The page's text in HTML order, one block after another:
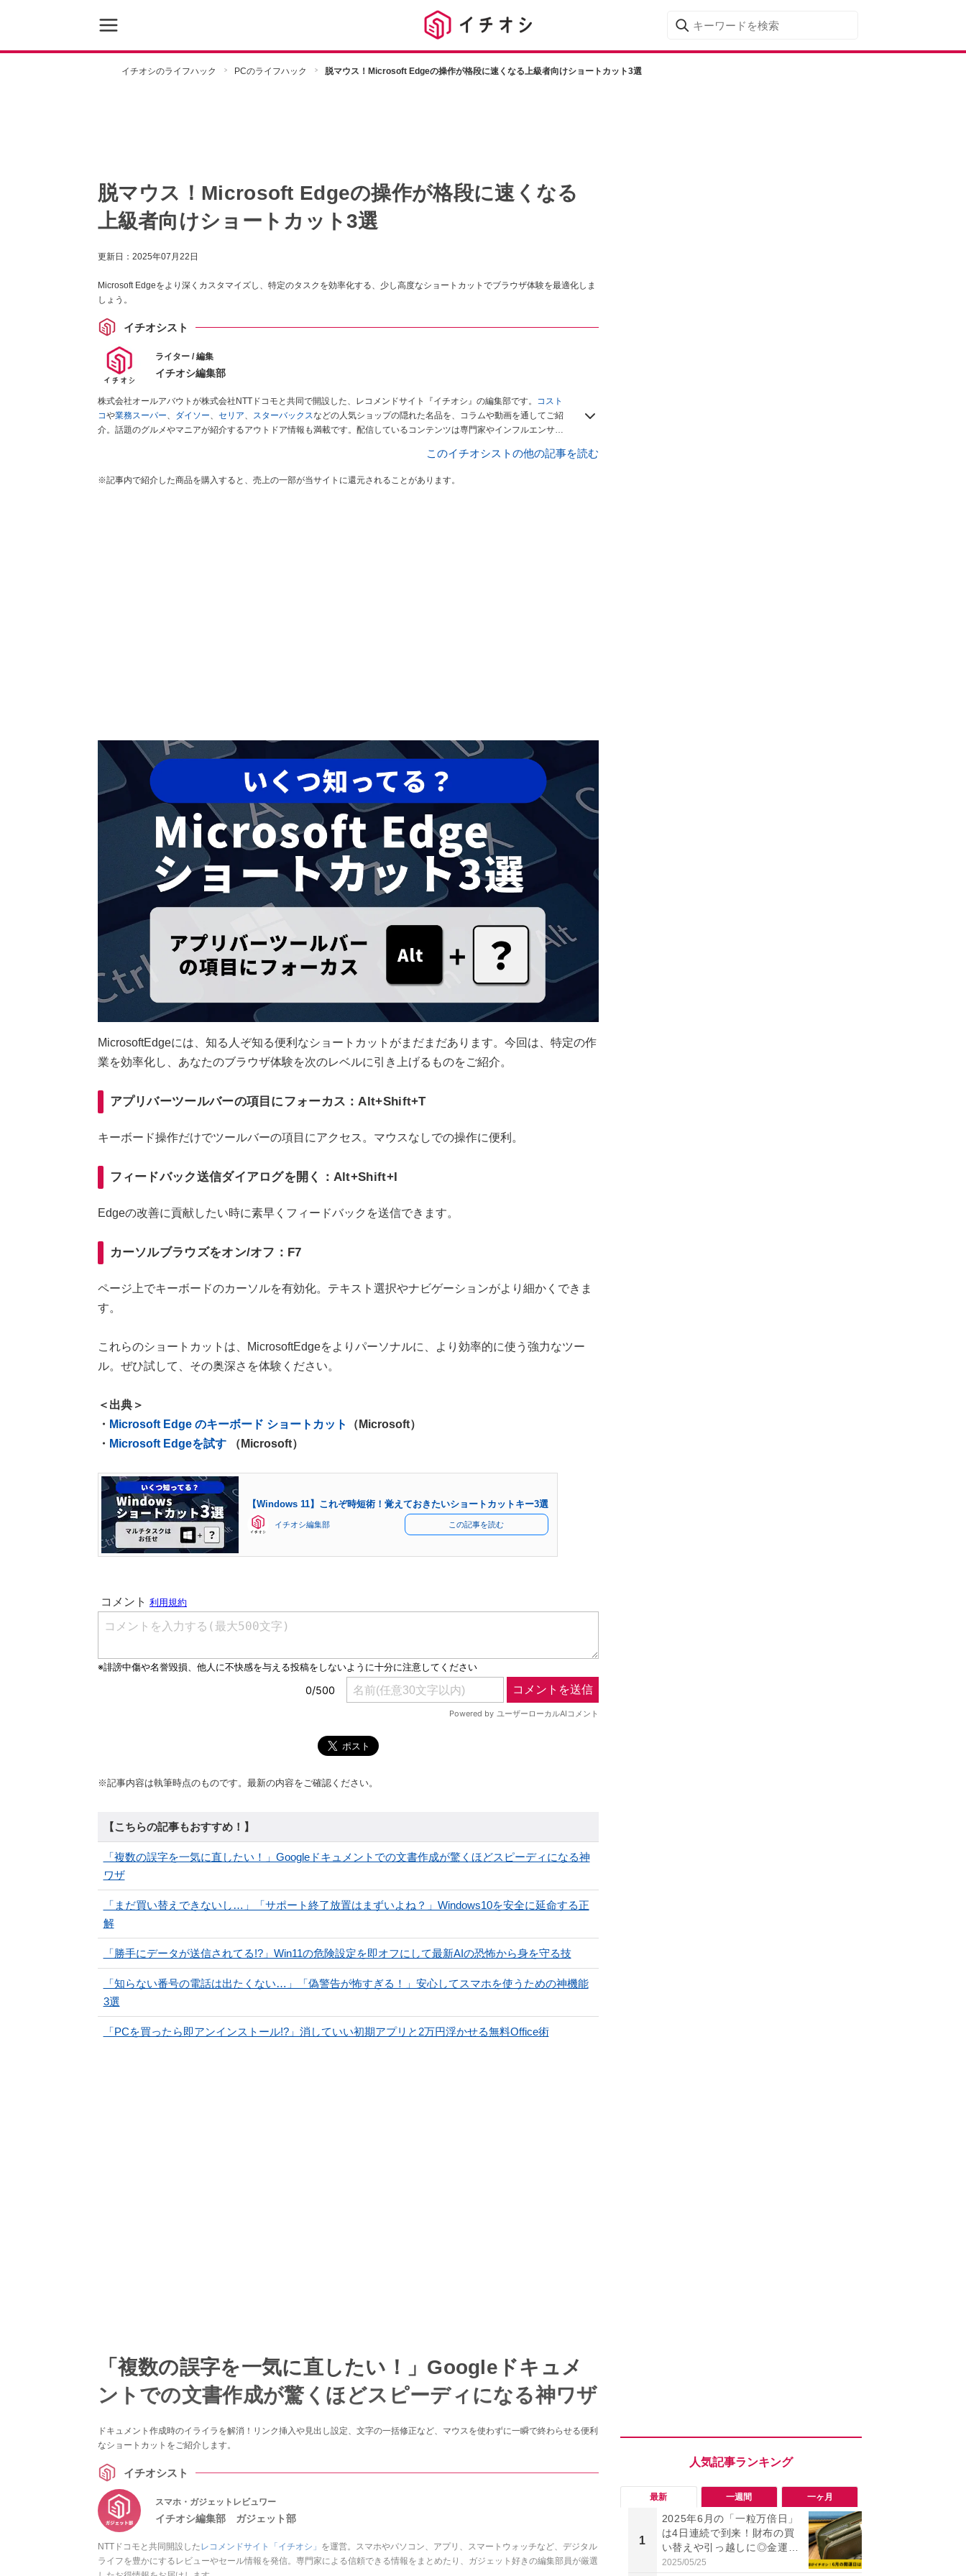
イチオシのライフハック PCのライフハック 脱マウス！Microsoft Edgeの操作が格段に速くなる上級者向けショートカット3選
脱マウス！Microsoft Edgeの操作が格段に速くなる
上級者向けショートカット3選
更新日： 2025年07月22日
Microsoft Edgeをより深くカスタマイズし、特定のタスクを効率化する、少し高度なショートカットでブラウザ体験を最適化しま
しょう。
イチオシスト
ライター / 編集
イチオシ編集部
株式会社オールアバウトが株式会社NTTドコモと共同で開設した、レコメンドサイト『イチオシ』の編集部です。
コスト
コや業務スーパー、 ダイソー、 セリア、 スターバックスなどの人気ショップの隠れた名品を、コラムや動画を通してご紹
介。話題のグルメやマニアが紹介するアウトドア情報も満載です。配信しているコンテンツは専門家やインフルエンサー
このイチオシストの他の記事を読む
※記事内で紹介した商品を購入すると、売上の一部が当サイトに還元されることがあります。
MicrosoftEdgeには、知る人ぞ知る便利なショートカットがまだまだあります。今回は、特定の作
業を効率化し、あなたのブラウザ体験を次のレベルに引き上げるものをご紹介。
アプリバーツールバーの項目にフォーカス：Alt+Shift+T
キーボード操作だけでツールバーの項目にアクセス。マウスなしでの操作に便利。
フィードバック送信ダイアログを開く：Alt+Shift+I
Edgeの改善に貢献したい時に素早くフィードバックを送信できます。
カーソルブラウズをオン/オフ：F7
ページ上でキーボードのカーソルを有効化。テキスト選択やナビゲーションがより細かくできま
す。
これらのショートカットは、MicrosoftEdgeをよりパーソナルに、より効率的に使う強力なツー
ル。ぜひ試して、その奥深さを体験ください。
＜出典＞
・ Microsoft Edge のキーボード ショートカット
（Microsoft）
・ Microsoft Edgeを試す （Microsoft）
【Windows 11】これぞ時短術！覚えておきたいショートカットキー3選
イチオシ編集部 この記事を読む
※記事内容は執筆時点のものです。最新の内容をご確認ください。
【こちらの記事もおすすめ！】
「複数の誤字を一気に直したい！」Googleドキュメントでの文書作成が驚くほどスピーディになる神
ワザ
「まだ買い替えできないし…」「サポート終了放置はまずいよね？」Windows10を安全に延命する正
解
「勝手にデータが送信されてる!?」Win11の危険設定を即オフにして最新AIの恐怖から身を守る技
「知らない番号の電話は出たくない…」「偽警告が怖すぎる！」安心してスマホを使うための神機能
3選
「PCを買ったら即アンインストール!?」消していい初期アプリと2万円浮かせる無料Office術
「複数の誤字を一気に直したい！」Googleドキュメ
ントでの文書作成が驚くほどスピーディになる神ワザ
ドキュメント作成時のイライラを解消！リンク挿入や見出し設定、文字の一括修正など、マウスを使わずに一瞬で終わらせる便利
なショートカットをご紹介します。
イチオシスト
スマホ・ガジェットレビュワー
イチオシ編集部 ガジェット部
NTTドコモと共同開設した レコメンドサイト「イチオシ」 を運営。スマホやパソコン、アプリ、スマートウォッチなど、デジタル
ライフを豊かにするレビューやセール情報を発信。専門家による信頼できる情報をまとめたり、ガジェット好きの編集部員が厳選
最新 一週間 一ヶ月
1
2025年6月の「一粒万倍日」
は4日連続で到来！財布の買
い替えや引っ越しに◎金運ア
ップの吉日をご紹介！
2025/05/25